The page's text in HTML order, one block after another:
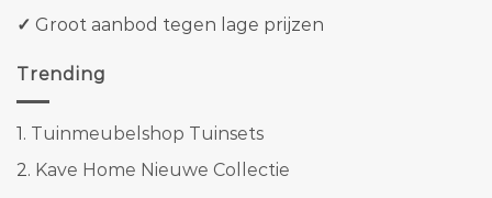
✓ Groot aanbod tegen lage prijzen
Trending
1. Tuinmeubelshop Tuinsets
2. Kave Home Nieuwe Collectie